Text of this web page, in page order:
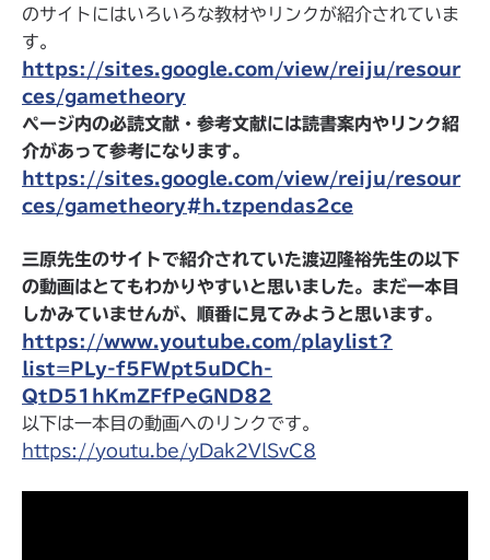
のサイトにはいろいろな教材やリンクが紹介されていま
す。
https://sites.google.com/view/reiju/resour
ces/gametheory
ページ内の必読文献・参考文献には読書案内やリンク紹
介があって参考になります。
https://sites.google.com/view/reiju/resour
ces/gametheory#h.tzpendas2ce
三原先生のサイトで紹介されていた渡辺隆裕先生の以下
の動画はとてもわかりやすいと思いました。まだ一本目
しかみていませんが、順番に見てみようと思います。
https://www.youtube.com/playlist?
list=PLy-f5FWpt5uDCh-
QtD51hKmZFfPeGND82
以下は一本目の動画へのリンクです。
https://youtu.be/yDak2VlSvC8